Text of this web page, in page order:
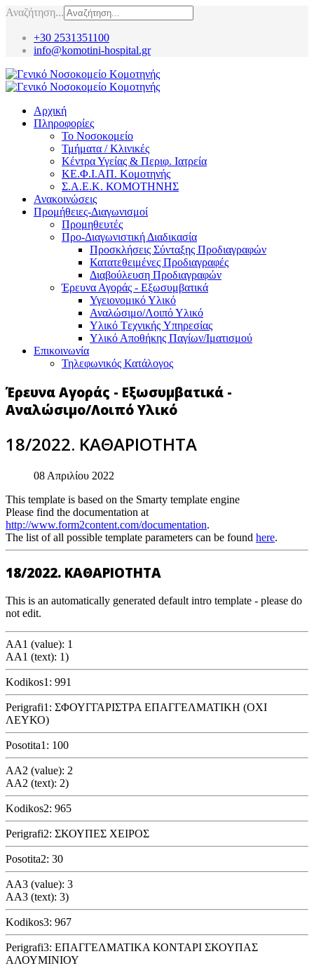
Αναζήτηση...
+30 2531351100
info@komotini-hospital.gr
Αρχική
Πληροφορίες
Το Νοσοκομείο
Τμήματα / Κλινικές
Κέντρα Υγείας & Περιφ. Ιατρεία
ΚΕ.Φ.Ι.ΑΠ. Κομοτηνής
Σ.Α.Ε.Κ. ΚΟΜΟΤΗΝΗΣ
Ανακοινώσεις
Προμήθειες-Διαγωνισμοί
Προμηθευτές
Προ-Διαγωνιστική Διαδικασία
Προσκλήσεις Σύνταξης Προδιαγραφών
Κατατεθειμένες Προδιαγραφές
Διαβούλευση Προδιαγραφών
Έρευνα Αγοράς - Εξωσυμβατικά
Υγειονομικό Υλικό
Αναλώσιμο/Λοιπό Υλικό
Υλικό Tεχνικής Yπηρεσίας
Υλικό Αποθήκης Παγίων/Ιματισμού
Επικοινωνία
Τηλεφωνικός Κατάλογος
Έρευνα Αγοράς - Εξωσυμβατικά -
Αναλώσιμο/Λοιπό Υλικό
18/2022. ΚΑΘΑΡΙΟΤΗΤΑ
08 Απριλίου 2022
This template is based on the Smarty template engine
Please find the documentation at
http://www.form2content.com/documentation.
The list of all possible template parameters can be found here.
18/2022. ΚΑΘΑΡΙΟΤΗΤΑ
This is an automatically generated default intro template - please do
not edit.
AA1 (value): 1
AA1 (text): 1)
Kodikos1: 991
Perigrafi1: ΣΦΟΥΓΓΑΡΙΣΤΡΑ ΕΠΑΓΓΕΛΜΑΤΙΚΗ (ΟΧΙ
ΛΕΥΚΟ)
Posotita1: 100
AA2 (value): 2
AA2 (text): 2)
Kodikos2: 965
Perigrafi2: ΣΚΟΥΠΕΣ ΧΕΙΡΟΣ
Posotita2: 30
AA3 (value): 3
AA3 (text): 3)
Kodikos3: 967
Perigrafi3: ΕΠΑΓΓΕΛΜΑΤΙΚΑ ΚΟΝΤΑΡΙ ΣΚΟΥΠΑΣ
ΑΛΟΥΜΙΝΙΟΥ